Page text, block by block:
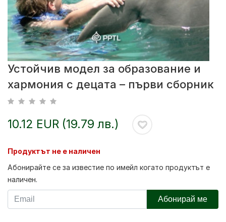
Устойчив модел за образование и
хармония с децата – първи сборник
10.12 EUR (19.79 лв.)
Продуктът не е наличен
Абонирайте се за известие по имейл когато продуктът е
наличен.
Абонирай ме